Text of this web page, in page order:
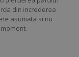
din increderea
asumata si nu